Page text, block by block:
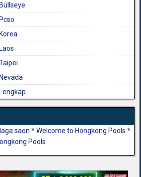
saon *Welcome to Hongkong Pools *
Pools